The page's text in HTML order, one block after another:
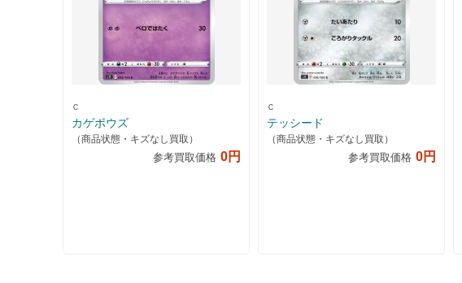
Ｃ
カゲボウズ
（商品状態・キズなし買取）
参考買取価格 0円
Ｃ
テッシード
（商品状態・キズなし買取）
参考買取価格 0円